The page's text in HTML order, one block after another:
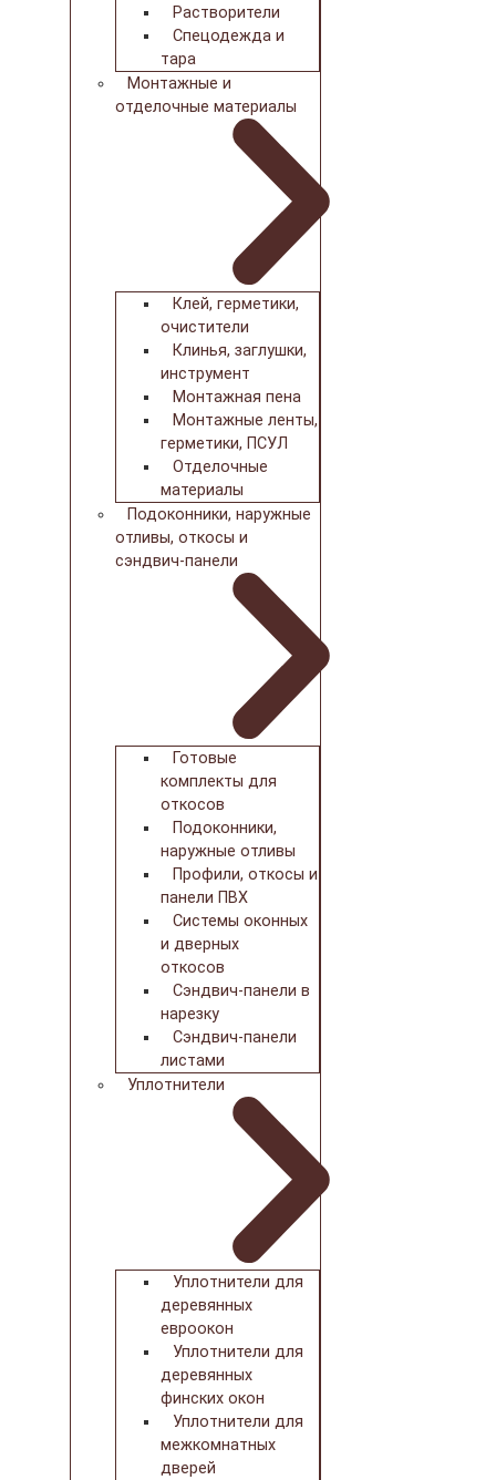
Растворители
Спецодежда и
тара
Монтажные и
отделочные материалы
Клей, герметики,
очистители
Клинья, заглушки,
инструмент
Монтажная пена
Монтажные ленты,
герметики, ПСУЛ
Отделочные
материалы
Подоконники, наружные
отливы, откосы и
сэндвич-панели
Готовые
комплекты для
откосов
Подоконники,
наружные отливы
Профили, откосы и
панели ПВХ
Системы оконных
и дверных
откосов
Сэндвич-панели в
нарезку
Сэндвич-панели
листами
Уплотнители
Уплотнители для
деревянных
евроокон
Уплотнители для
деревянных
финских окон
Уплотнители для
межкомнатных
дверей